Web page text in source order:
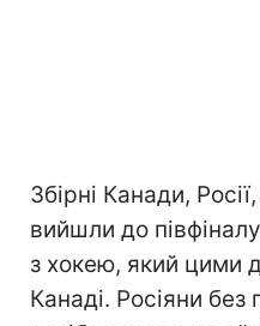
Збірні Канади,
вийшли до
з хокею, який цими
Канаді. Росіяни без